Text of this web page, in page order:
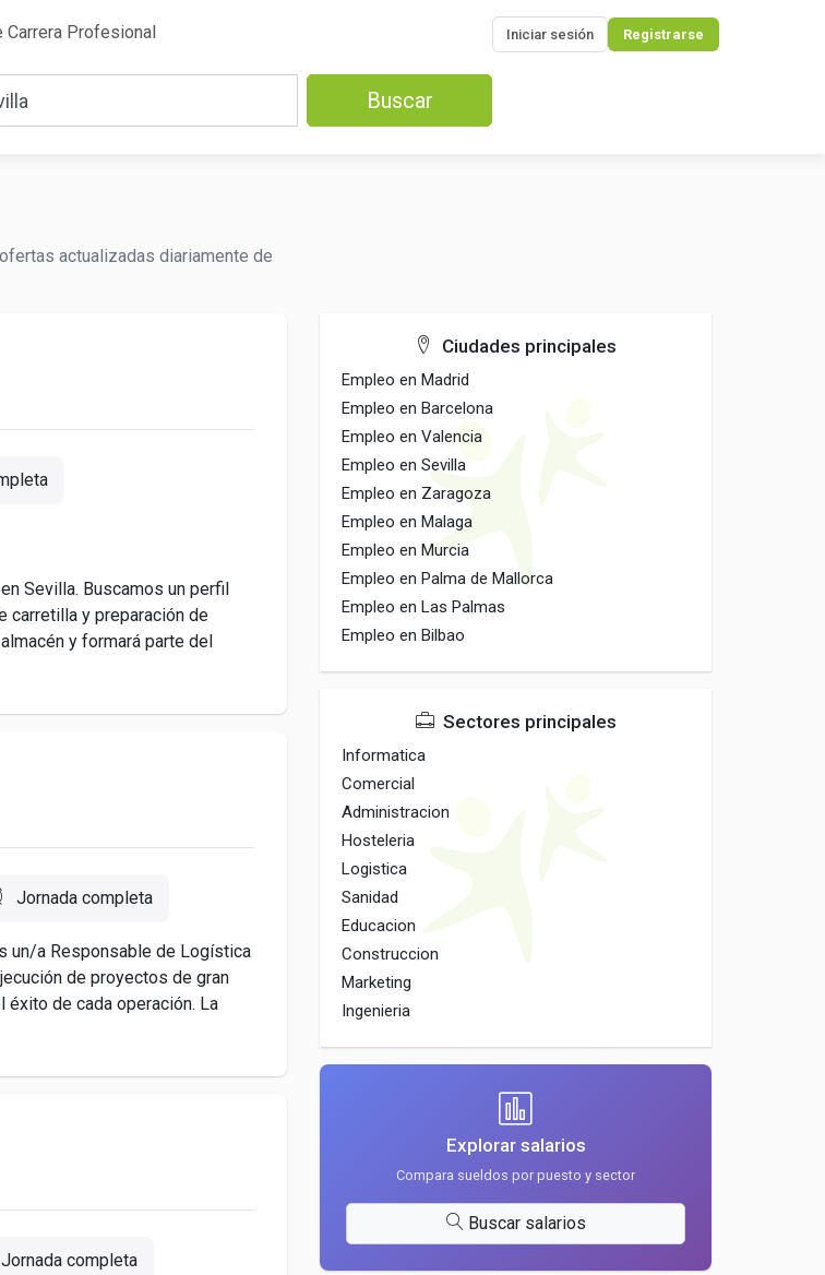
Carrera Profesional Iniciar sesión Registrarse
Buscar
actualizadas diariamente de
Sevilla. Buscamos un perfil
carretilla y preparación de
y formará parte del
Jornada completa
un/a Responsable de Logística
de proyectos de gran
éxito de cada operación. La
Jornada completa
Ciudades principales
Empleo en Madrid
Empleo en Barcelona
Empleo en Valencia
Empleo en Sevilla
Empleo en Zaragoza
Empleo en Malaga
Empleo en Murcia
Empleo en Palma de Mallorca
Empleo en Las Palmas
Empleo en Bilbao
Sectores principales
Informatica
Comercial
Administracion
Hosteleria
Logistica
Sanidad
Educacion
Construccion
Marketing
Ingenieria
Explorar salarios
Compara sueldos por puesto y sector
Buscar salarios